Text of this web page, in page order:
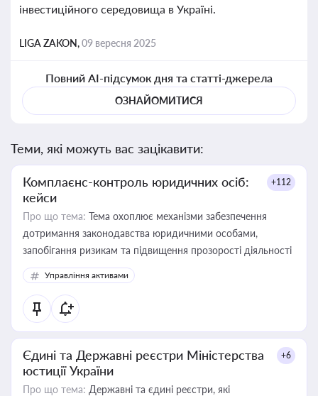
інвестиційного середовища в Україні.
LIGA ZAKON,09 вересня 2025
Повний AI-підсумок дня та статті-джерела
ОЗНАЙОМИТИСЯ
Теми, які можуть вас зацікавити:
Комплаєнс-контроль юридичних осіб:
кейси
+112
Про що тема: Тема охоплює механізми забезпечення
дотримання законодавства юридичними особами,
запобігання ризикам та підвищення прозорості діяльності
Управління активами
Єдині та Державні реєстри Міністерства
юстиції України
+6
Про що тема: Державні та єдині реєстри, які